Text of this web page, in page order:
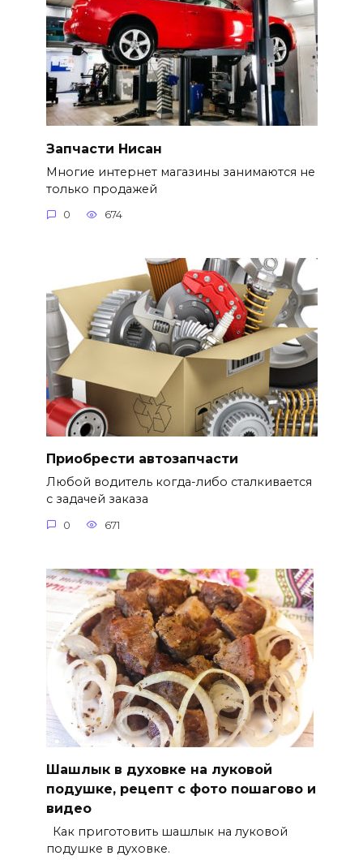
Запчасти Нисан
Многие интернет магазины занимаются не
только продажей
0 674
Приобрести автозапчасти
Любой водитель когда-либо сталкивается
с задачей заказа
0 671
Шашлык в духовке на луковой
подушке, рецепт с фото пошагово и
видео
Как приготовить шашлык на луковой
подушке в духовке.